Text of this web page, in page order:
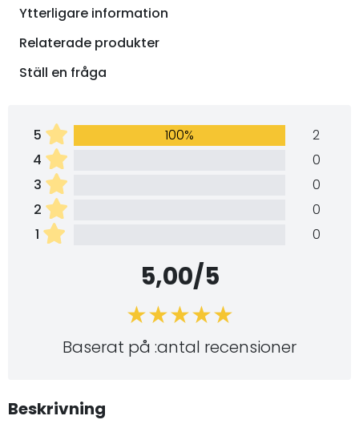
Ytterligare information
Relaterade produkter
Ställ en fråga
5 100%
2
4
0
3
0
2
0
1
0
5,00/5
Baserat på :antal recensioner
Beskrivning